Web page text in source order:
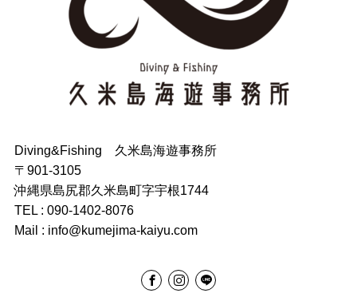
Diving&Fishing 久米島海遊事務所
〒901-3105
沖縄県島尻郡久米島町字宇根1744
TEL : 090-1402-8076
Mail : info@kumejima-kaiyu.com